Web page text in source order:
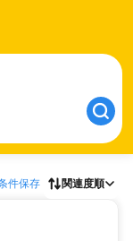
件保存 関連度順